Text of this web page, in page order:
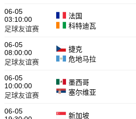
06-05
03:10:00
足球友谊赛
法国
科特迪瓦
06-05
08:00:00
足球友谊赛
捷克
危地马拉
06-05
10:00:00
足球友谊赛
墨西哥
塞尔维亚
06-05
新加坡